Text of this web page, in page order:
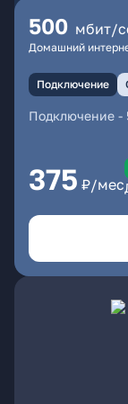
500 мбит/
Домашний
Подключение
Подключение -
375 ₽/мес